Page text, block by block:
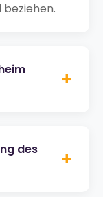
+
des
+